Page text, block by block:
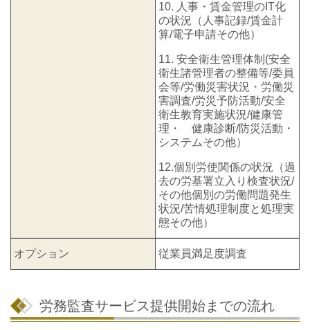
10. 人事・賃金管理のIT化
の状況（人事記録/賃金計
算/電子申請その他）
11. 安全衛生管理体制(安全
衛生諸管理者の整備等/委員
会等/労働災害状況・労働災
害調査/労災予防活動/安全
衛生教育実施状況/健康管
理・ 健康診断/防災活動・
システムその他）
12.個別労使関係の状況（過
去の労基署立入り検査状況/
その他個別の労働問題発生
状況/苦情処理制度と処理実
態その他）
オプション 従業員満足度調査
労務監査サービス提供開始までの流れ